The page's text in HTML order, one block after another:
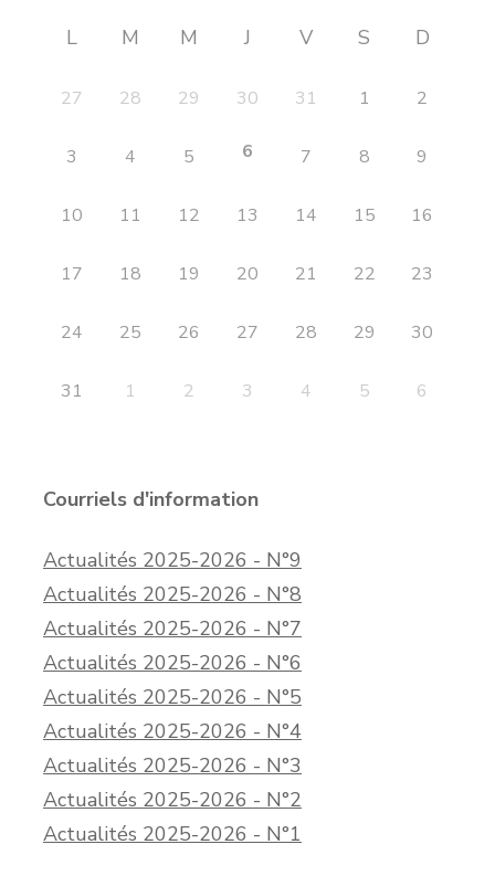
L M M J V S D
27 28 29 30 31 1 2
3 4 5 6 7 8 9
10 11 12 13 14 15 16
17 18 19 20 21 22 23
24 25 26 27 28 29 30
31 1 2 3 4 5 6
Courriels d'information
Actualités 2025-2026 - N°9
Actualités 2025-2026 - N°8
Actualités 2025-2026 - N°7
Actualités 2025-2026 - N°6
Actualités 2025-2026 - N°5
Actualités 2025-2026 - N°4
Actualités 2025-2026 - N°3
Actualités 2025-2026 - N°2
Actualités 2025-2026 - N°1